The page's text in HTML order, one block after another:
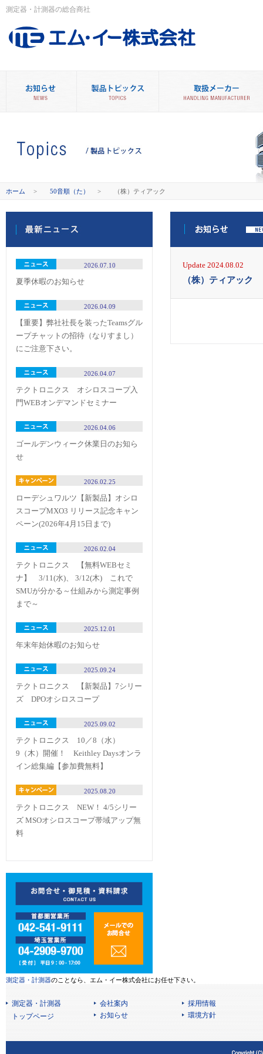
測定器・計測器の総合商社
ホーム > 50音順（た） > （株）ティアック
2026.07.10
夏季休暇のお知らせ
2026.04.09
【重要】弊社社長を装ったTeamsグル
ープチャットの招待（なりすまし）
にご注意下さい。
2026.04.07
テクトロニクス オシロスコープ入
門WEBオンデマンドセミナー
2026.04.06
ゴールデンウィーク休業日のお知ら
せ
2026.02.25
ローデシュワルツ【新製品】オシロ
スコープMXO3 リリース記念キャン
ペーン(2026年4月15日まで)
2026.02.04
テクトロニクス 【無料WEBセミ
ナ】 3/11(水)、 3/12(木) これで
SMUが分かる～仕組みから測定事例
まで～
2025.12.01
年末年始休暇のお知らせ
2025.09.24
テクトロニクス 【新製品】7シリー
ズ DPOオシロスコープ
2025.09.02
テクトロニクス 10／8（水）
9（木）開催！ Keithley Daysオンラ
イン総集編【参加費無料】
2025.08.20
テクトロニクス NEW！ 4/5シリー
ズ MSOオシロスコープ帯域アップ無
料
Update 2024.08.02
（株）ティアック
測定器・計測器のことなら、エム・イー株式会社にお任せ下さい。
測定器・計測器
トップページ
会社案内
採用情報
お知らせ
環境方針